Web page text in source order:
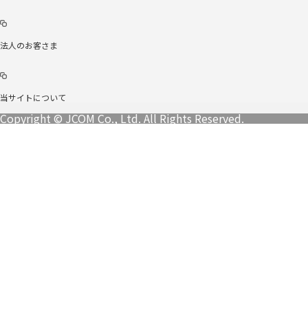
法人のお客さま
当サイトについて
Copyright © JCOM Co., Ltd. All Rights Reserved.